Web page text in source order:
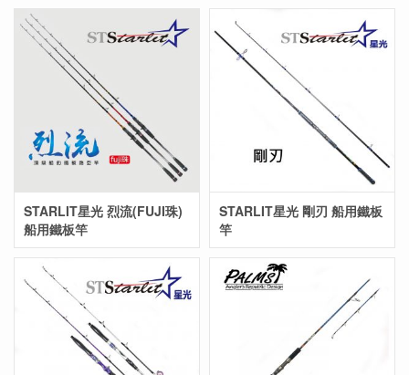
STARLIT星光 烈流(FUJI珠)
船用鐵板竿
STARLIT星光 剛刃 船用鐵板
竿